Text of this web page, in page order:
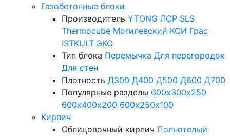
Газобетонные блоки
Производитель YTONG ЛСР SLS
Thermocube Могилевский КСИ Грас
ISTKULT ЭКО
Тип блока Перемычка Для перегородок
Для стен
Плотность Д300 Д400 Д500 Д600 Д700
Популярные разделы 600х300х250
600х400х200 600х250х100
Кирпич
Облицовочный кирпич Полнотелый